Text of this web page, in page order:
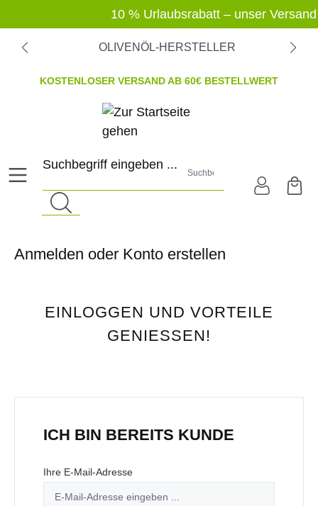
OLIVENÖL-HERSTELLER
KOSTENLOSER VERSAND AB 60€ BESTELLWERT
10 % Urlaubsrabatt – unser Versand
Suchbegriff eingeben ...
Anmelden oder Konto erstellen
EINLOGGEN UND VORTEILE
GENIESSEN!
ICH BIN BEREITS KUNDE
Ihre E-Mail-Adresse